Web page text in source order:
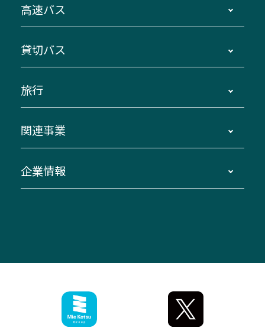
主要停留所案内図・時刻表
路線バスのご利用方法
三重交通接近情報バスロケーションシステム
迂回・休止について
臨時バスについて
伊勢二見鳥羽周遊バスCANばす
「みえブルーライン」（三重大学病院直通バ
神都ライナー
ミジュマルのラッピングバス（鈴鹿管内）
参宮バス
高速バス
南紀・VISON～横浜・東京・埼玉
伊賀～名古屋
南紀～VISON～名古屋
湯の山温泉～名古屋
桑名・長島温泉・金城ふ頭駅～中部国際空港
（休止中）
お客様駐車場のご案内
アイコンの説明
インターネット予約
貸切バス
貸切バスのご利用について
お問い合わせ
旅行
貸切バス団体旅行
美し国周遊ばす
関連事業
自家用自動車車両運行管理
ザ・バスコレクション三重交通バスセット
三重交通公式グッズ
企業情報
ファンコーナー
お問い合わせ